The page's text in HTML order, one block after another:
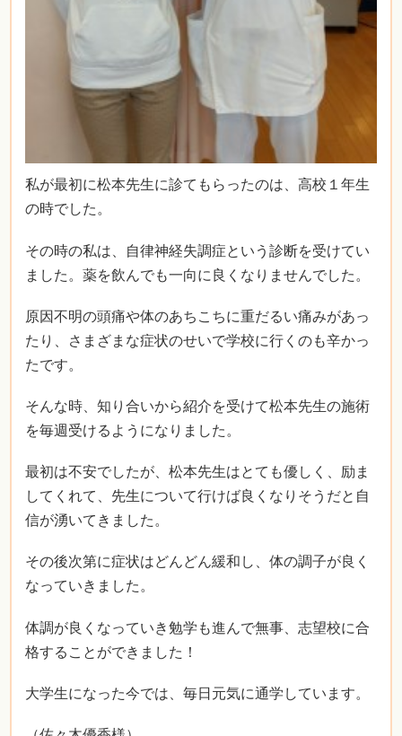
私が最初に松本先生に診てもらったのは、高校１年生
の時でした。
その時の私は、自律神経失調症という診断を受けてい
ました。薬を飲んでも一向に良くなりませんでした。
原因不明の頭痛や体のあちこちに重だるい痛みがあっ
たり、さまざまな症状のせいで学校に行くのも辛かっ
たです。
そんな時、知り合いから紹介を受けて松本先生の施術
を毎週受けるようになりました。
最初は不安でしたが、松本先生はとても優しく、励ま
してくれて、先生について行けば良くなりそうだと自
信が湧いてきました。
その後次第に症状はどんどん緩和し、体の調子が良く
なっていきました。
体調が良くなっていき勉学も進んで無事、志望校に合
格することができました！
大学生になった今では、毎日元気に通学しています。